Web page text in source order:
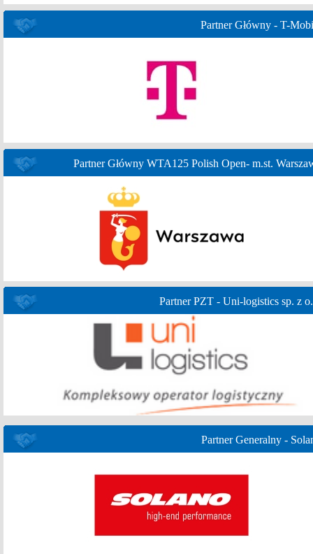
Partner Główny - T-
Partner Główny WTA125 Polish Open- m.st.
Partner PZT - Uni-logistics sp. z
Partner Generalny -